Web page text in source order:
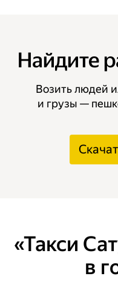
Найдите
Возить людей
и грузы —
«Такси
в